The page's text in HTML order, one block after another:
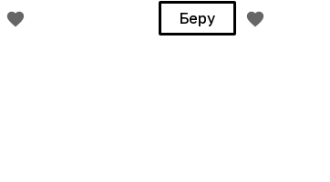
Беру